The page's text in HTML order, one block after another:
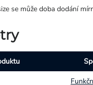
se může doba dodání